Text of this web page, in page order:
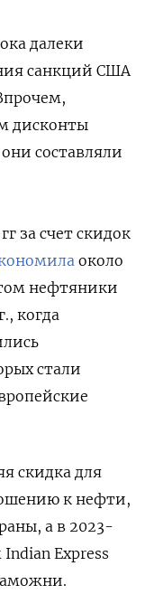
далеки
санкций США
дисконты
составляли
за счет скидок
около
нефтяники
когда
стали
скидка для
к нефти,
а в 2023-
Express